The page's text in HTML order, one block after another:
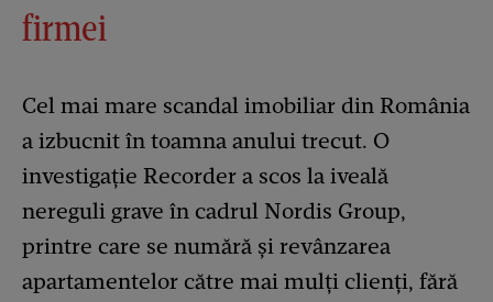
firmei
Cel mai mare scandal imobiliar din România
a izbucnit în toamna anului trecut. O
investigație Recorder a scos la iveală
nereguli grave în cadrul Nordis Group,
printre care se numără și revânzarea
apartamentelor către mai mulți clienți, fără